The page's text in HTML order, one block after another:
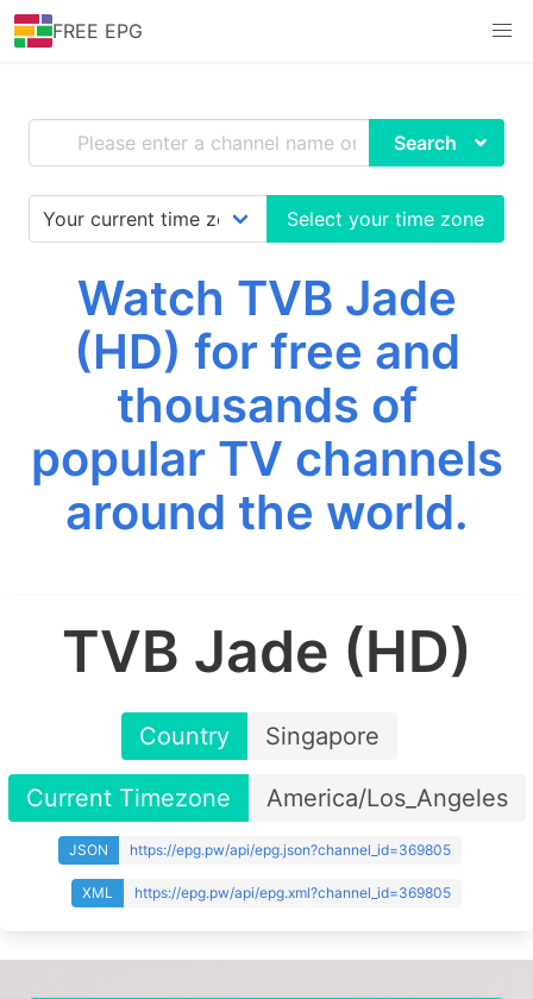
FREE EPG
Search
Select your time zone
Watch TVB Jade
(HD) for free and
thousands of
popular TV channels
around the world.
TVB Jade (HD)
Country Singapore
Current Timezone America/Los_Angeles
JSON https://epg.pw/api/epg.json?channel_id=369805
XML https://epg.pw/api/epg.xml?channel_id=369805